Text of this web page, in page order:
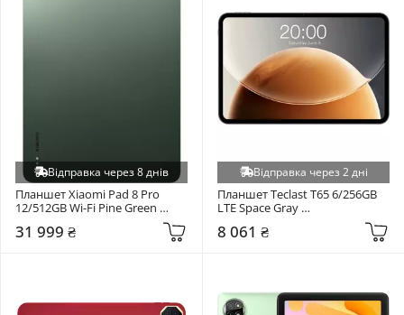
Відправка через 8 днів
Планшет Xiaomi Pad 8 Pro
12/512GB Wi-Fi Pine Green
31 999 ₴
Відправка через 2 дні
Планшет Teclast T65 6/256GB
LTE Space Gray
8 061 ₴